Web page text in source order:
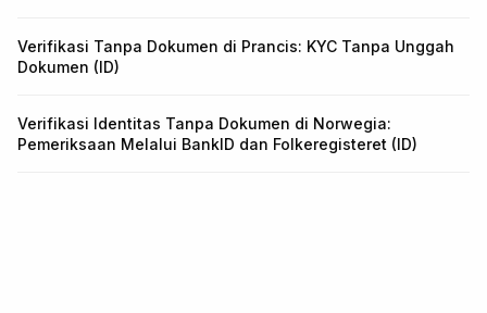
Verifikasi Tanpa Dokumen di Prancis: KYC Tanpa Unggah
Dokumen (ID)
Verifikasi Identitas Tanpa Dokumen di Norwegia:
Pemeriksaan Melalui BankID dan Folkeregisteret (ID)